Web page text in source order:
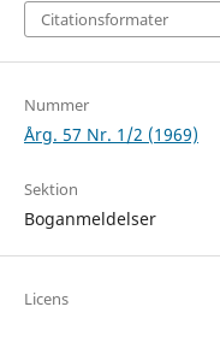
Citationsformater
Nummer
Årg. 57 Nr. 1/2 (1969)
Sektion
Boganmeldelser
Licens